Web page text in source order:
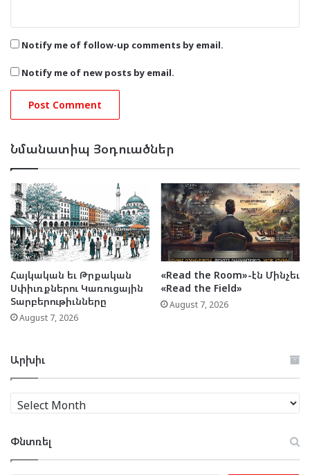
Notify me of follow-up comments by email.
Notify me of new posts by email.
Նմանատիպ Յօդուածներ
Հայկական եւ Թրքական
Սփիւռքներու Կառուցային
Տարբերութիւնները
August 7, 2026
«Read the Room»-էն Մինչեւ
«Read the Field»
August 7, 2026
Արխիւ
Արխիւ
Փնտռել